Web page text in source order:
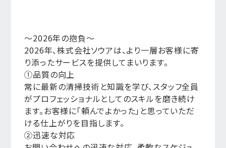
～2026年の抱負～
2026年、株式会社ソウアは、より一層お客様に寄
り添ったサービスを提供してまいります。
①品質の向上
常に最新の清掃技術と知識を学び、スタッフ全員
がプロフェッショナルとしてのスキルを磨き続け
ます。お客様に「頼んでよかった」と思っていただ
ける仕上がりを目指します。
②迅速な対応